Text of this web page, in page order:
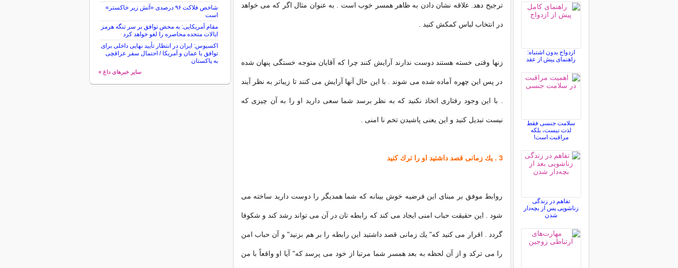
ترجیح دهد. علاقه نشان دادن به ظاهر همسر خوب است . به عنوان مثال اگر كه می خواهد
در انتخاب لباس كمكش كنید .
زنها وقتی خسته هستند دوست ندارند آرایش كنند چرا كه آقایان متوجه خستگی پنهان شده
در پس این چهره آماده شده می شوند . با این حال آنها آرایش می كنند تا زیباتر به نظر آیند
. با این وجود رفتاری اتخاذ نكنید كه به نظر برسد شما سعی دارید او را به آن چیزی كه
نیست تبدیل كنید و این یعنی پاشیدن تخم نا امنی .
3 . یك زمانی قصد داشتید او را ترك كنید
روابط موفق بر مبنای این فرضیه خوش بینانه كه شما همدیگر را دوست دارید ساخته می
شود . این حقیقت حباب امنی ایجاد می كند كه رابطه تان در آن می تواند رشد كند و شكوفا
گردد . اقرار می كنید كه" یك زمانی قصد داشتید این رابطه را بر هم بزنید" و آن حباب امن
را می ترکد و از آن لحظه به بعد همسر شما مرتبا از خود می پرسد كه" آیا او واقعاً با من
ازدواج بدون اشتباه:
راهنمای پیش از عقد
سلامت جنسی فقط
لذت نیست، بلکه
مراقبت است!
تفاهم در زندگی
زناشویی پس از بچه‌دار
شدن
شاخص فلاکت ۹۶ درصدی «آتش زیر خاکستر»
است
مقام آمریکایی: به محض توافق بر سر تنگه هرمز
ایالات متحده محاصره را لغو خواهد کرد
اکسیوس: ایران در انتظار تأیید نهایی داخلی برای
توافق با عمان و آمریکا / احتمال سفر عراقچی
به پاکستان
سایر خبرهای داغ »